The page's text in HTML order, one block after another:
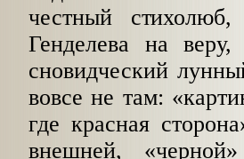
честный
Генделева на
сновидческий
вовсе не там:
где красная
внешней,